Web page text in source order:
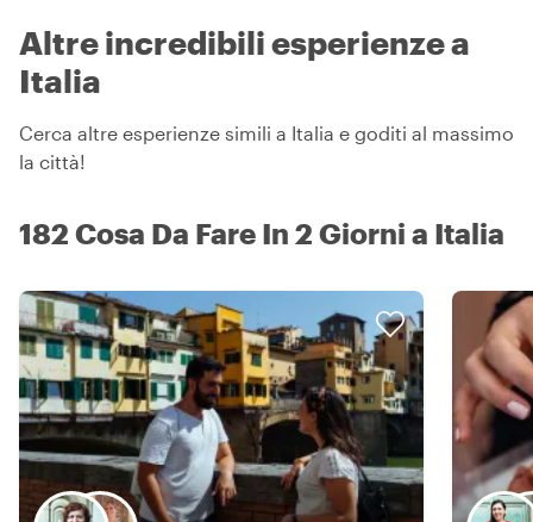
Altre incredibili esperienze a
Italia
Cerca altre esperienze simili a Italia e goditi al massimo
la città!
182 Cosa Da Fare In 2 Giorni a Italia